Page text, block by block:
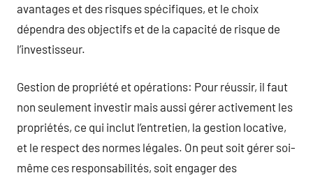
avantages et des risques spécifiques, et le choix
dépendra des objectifs et de la capacité de risque de
l’investisseur.
Gestion de propriété et opérations: Pour réussir, il faut
non seulement investir mais aussi gérer activement les
propriétés, ce qui inclut l’entretien, la gestion locative,
et le respect des normes légales. On peut soit gérer soi-
même ces responsabilités, soit engager des